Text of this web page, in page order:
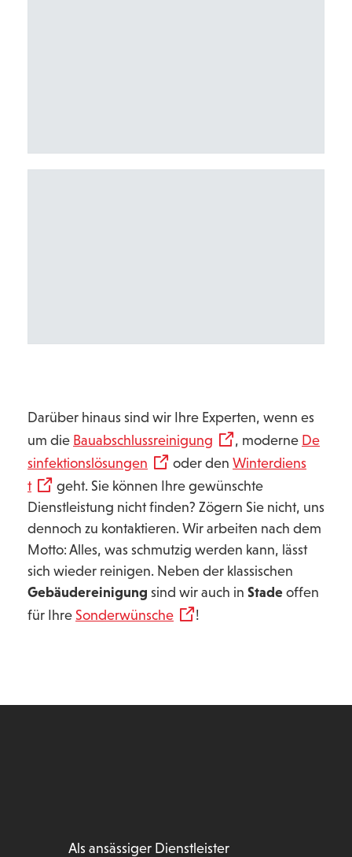
Darüber hinaus sind wir Ihre Experten, wenn es
um die Bauabschlussreinigung , moderne De
sinfektionslösungen
oder den Winterdiens
t
geht. Sie können Ihre gewünschte
Dienstleistung nicht finden? Zögern Sie nicht, uns
dennoch zu kontaktieren. Wir arbeiten nach dem
Motto: Alles, was schmutzig werden kann, lässt
sich wieder reinigen. Neben der klassischen
Gebäudereinigung sind wir auch in Stade offen
für Ihre Sonderwünsche !
Als ansässiger Dienstleister